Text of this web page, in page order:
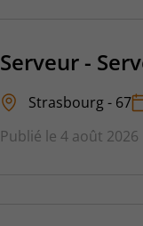
Serveur -
Strasbourg - 67
Publié le 4 août 2026